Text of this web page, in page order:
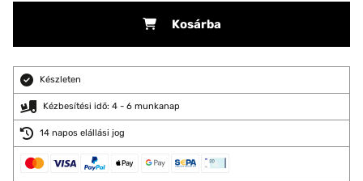
Kosárba
Készleten
Kézbesítési idő: 4 - 6 munkanap
14 napos elállási jog